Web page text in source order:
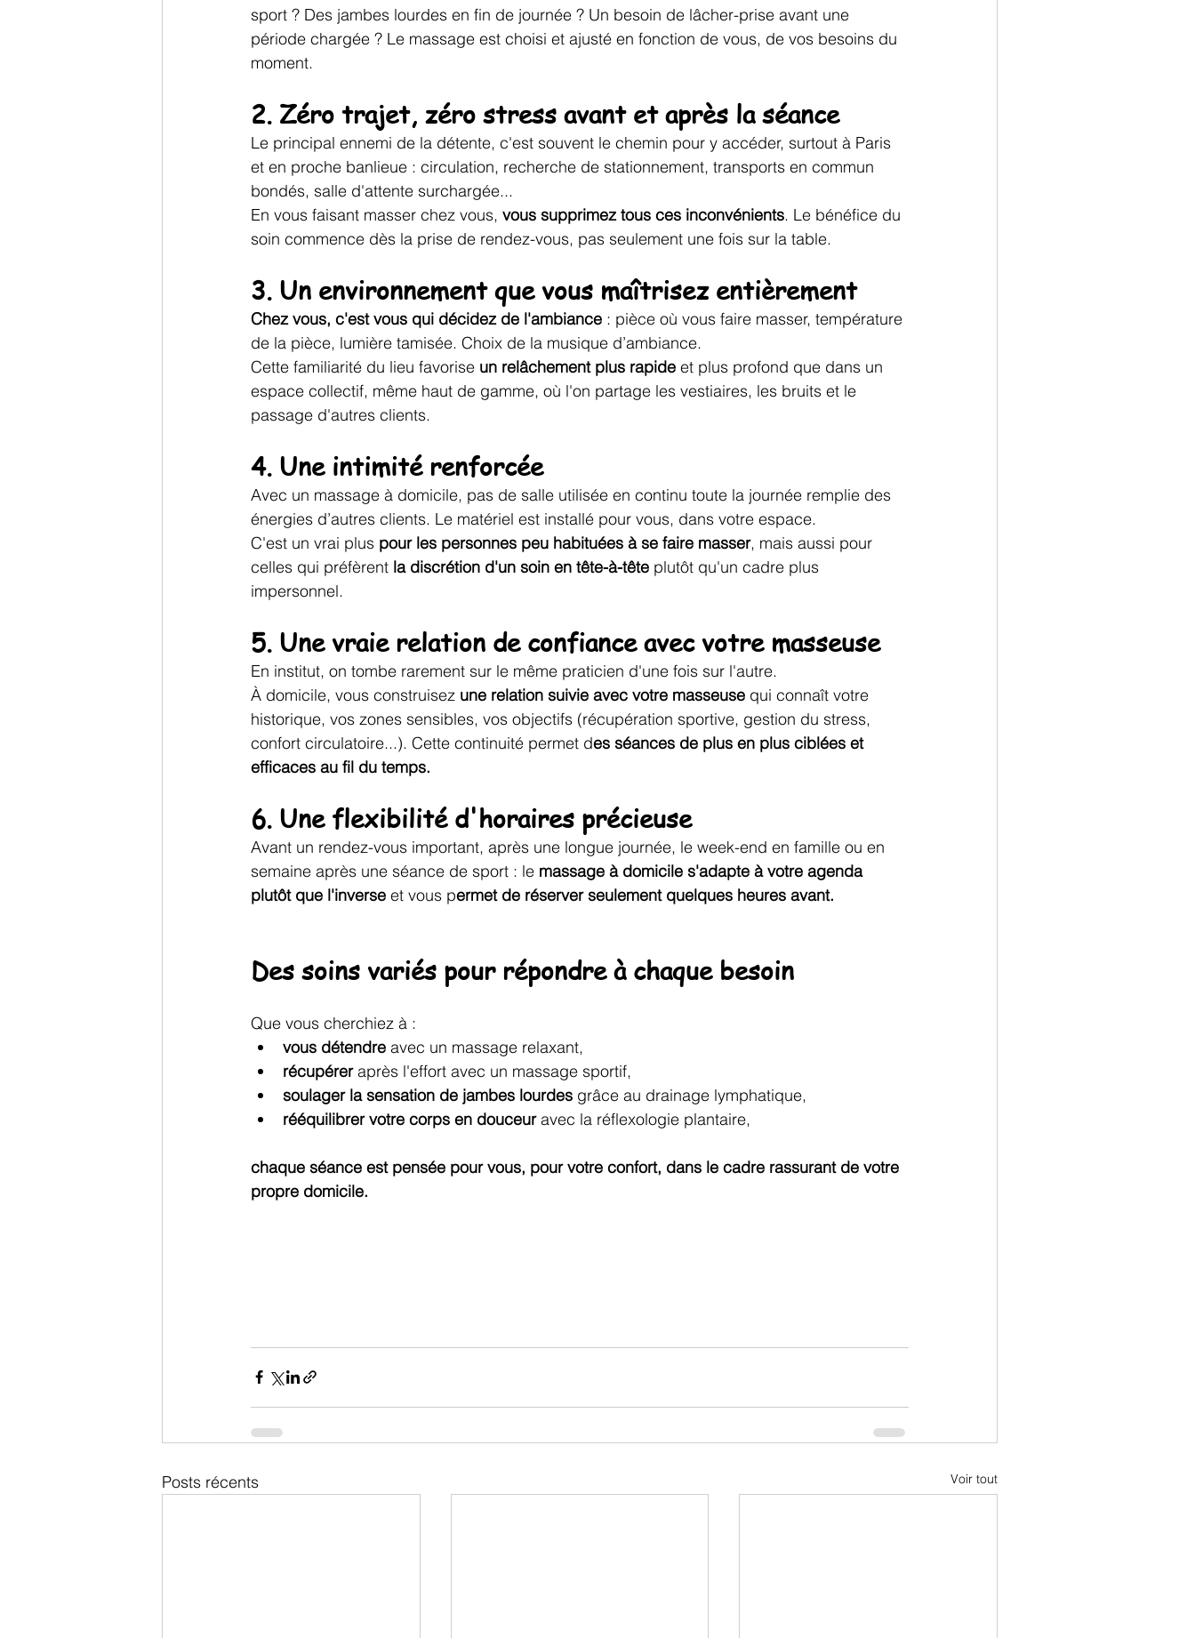
sport ? Des jambes lourdes en fin de journée ? Un besoin de lâcher-prise avant une
période chargée ? Le massage est choisi et ajusté en fonction de vous, de vos besoins du
moment.
2. Zéro trajet, zéro stress avant et après la séance
Le principal ennemi de la détente, c'est souvent le chemin pour y accéder, surtout à Paris
et en proche banlieue : circulation, recherche de stationnement, transports en commun
bondés, salle d'attente surchargée...
En vous faisant masser chez vous, vous supprimez tous ces inconvénients. Le bénéfice du
soin commence dès la prise de rendez-vous, pas seulement une fois sur la table.
3. Un environnement que vous maîtrisez entièrement
Chez vous, c'est vous qui décidez de l'ambiance : pièce où vous faire masser, température
de la pièce, lumière tamisée. Choix de la musique d’ambiance.
Cette familiarité du lieu favorise un relâchement plus rapide et plus profond que dans un
espace collectif, même haut de gamme, où l'on partage les vestiaires, les bruits et le
passage d'autres clients.
4. Une intimité renforcée
Avec un massage à domicile, pas de salle utilisée en continu toute la journée remplie des
énergies d’autres clients. Le matériel est installé pour vous, dans votre espace.
C'est un vrai plus pour les personnes peu habituées à se faire masser, mais aussi pour
celles qui préfèrent la discrétion d'un soin en tête-à-tête plutôt qu'un cadre plus
impersonnel.
5. Une vraie relation de confiance avec votre masseuse
En institut, on tombe rarement sur le même praticien d'une fois sur l'autre.
À domicile, vous construisez une relation suivie avec votre masseuse qui connaît votre
historique, vos zones sensibles, vos objectifs (récupération sportive, gestion du stress,
confort circulatoire...). Cette continuité permet des séances de plus en plus ciblées et
efficaces au fil du temps.
6. Une flexibilité d'horaires précieuse
Avant un rendez-vous important, après une longue journée, le week-end en famille ou en
semaine après une séance de sport : le massage à domicile s'adapte à votre agenda
plutôt que l'inverse et vous permet de réserver seulement quelques heures avant.
Des soins variés pour répondre à chaque besoin
Que vous cherchiez à :
vous détendre avec un massage relaxant,
récupérer après l'effort avec un massage sportif,
soulager la sensation de jambes lourdes grâce au drainage lymphatique,
rééquilibrer votre corps en douceur avec la réflexologie plantaire,
chaque séance est pensée pour vous, pour votre confort, dans le cadre rassurant de votre
propre domicile.
Posts récents Voir tout